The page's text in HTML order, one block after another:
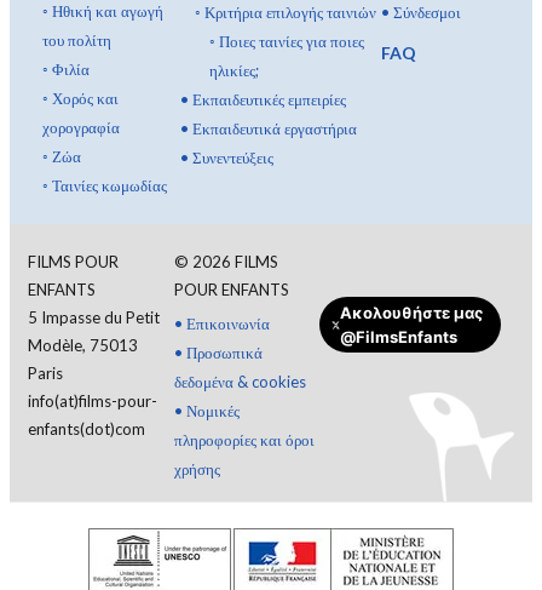
Συνδεθείτε
Ελληνικά
◦ Ηθική και αγωγή
του πολίτη
◦ Φιλία
◦ Χορός και
χορογραφία
◦ Ζώα
◦ Ταινίες κωμωδίας
◦ Κριτήρια επιλογής ταινιών
◦ Ποιες ταινίες για ποιες
ηλικίες;
• Εκπαιδευτικές εμπειρίες
• Εκπαιδευτικά εργαστήρια
• Συνεντεύξεις
•Σύνδεσμοι
FAQ
FILMS POUR
ENFANTS
5 Impasse du Petit
Modèle, 75013
Paris
info(at)films-pour-
enfants(dot)com
© 2026 FILMS
POUR ENFANTS
• Επικοινωνία
• Προσωπικά
δεδομένα & cookies
• Νομικές
πληροφορίες και όροι
χρήσης
Ακολουθήστε μας
@FilmsEnfants